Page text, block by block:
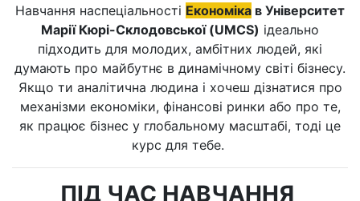
Навчання наспеціальності Економіка в Університет
Марії Кюрі-Склодовської (UMCS) ідеально
підходить для молодих, амбітних людей, які
думають про майбутнє в динамічному світі бізнесу.
Якщо ти аналітична людина і хочеш дізнатися про
механізми економіки, фінансові ринки або про те,
як працює бізнес у глобальному масштабі, тоді це
курс для тебе.
ПІД ЧАС НАВЧАННЯ